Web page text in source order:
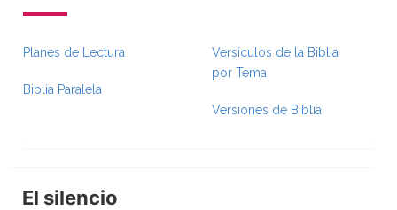
Planes de Lectura
Biblia Paralela
Versículos de la Biblia
por Tema
Versiones de Biblia
El silencio